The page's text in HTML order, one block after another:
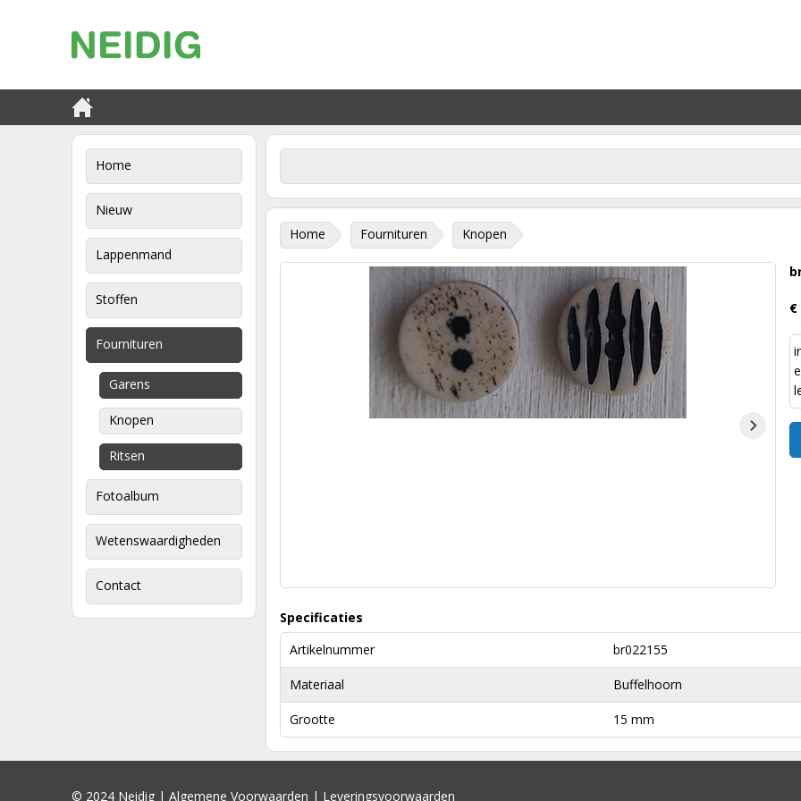
Home
Nieuw
Lappenmand
Stoffen
Fournituren
Garens
Knopen
Ritsen
Fotoalbum
Wetenswaardigheden
Contact
Home Fournituren Knopen
€
Specificaties
Artikelnummer
br022155
Materiaal Buffelhoorn
Grootte 15 mm
© 2024 Neidig | Algemene Voorwaarden | Leveringsvoorwaarden